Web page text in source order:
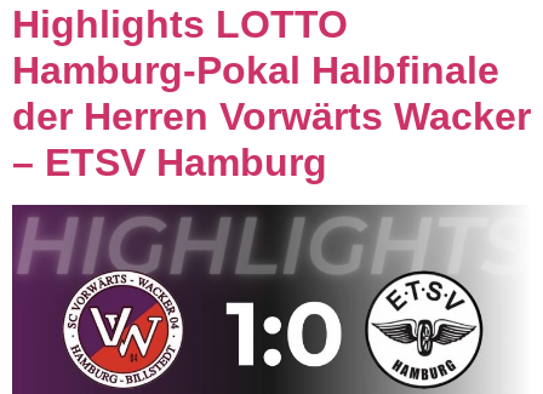
Highlights LOTTO
Hamburg-Pokal Halbfinale
der Herren Vorwärts Wacker
– ETSV Hamburg